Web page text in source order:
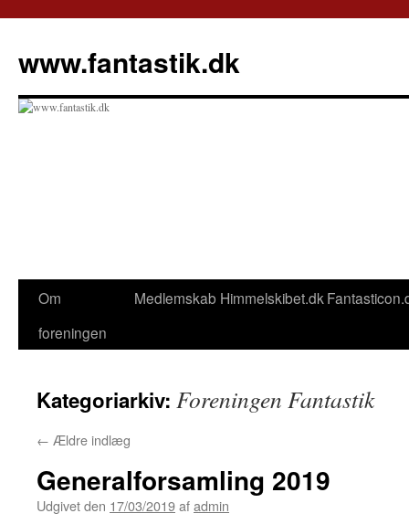
indhold
www.fantastik.dk
Om
foreningen
Medlemskab Himmelskibet.dk
Kategoriarkiv: Foreningen Fantastik
← Ældre indlæg
Generalforsamling 2019
Udgivet den 17/03/2019afadmin